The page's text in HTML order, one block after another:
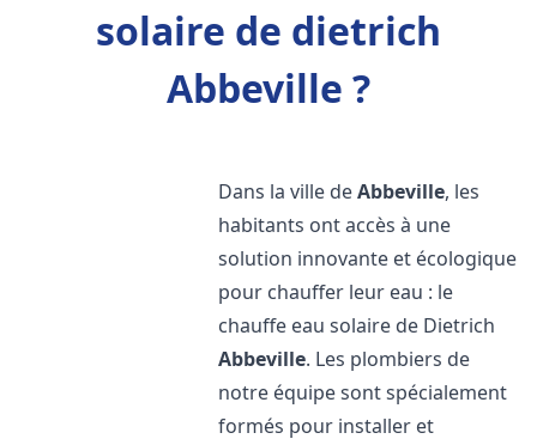
solaire de dietrich
Abbeville ?
Dans la ville deAbbeville, les
habitants ont accès à une
solution innovante et écologique
pour chauffer leur eau : le
chauffe eau solaire de Dietrich
Abbeville. Les plombiers de
notre équipe sont spécialement
formés pour installer et